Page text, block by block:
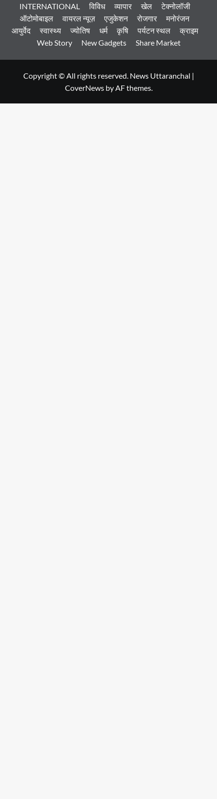
INTERNATIONAL विविध व्यापार खेल
टेक्नोलॉजी
ऑटोमोबाइल
वायरल न्यूज़ एजुकेशन रोजगार
मनोरंजन
आयुर्वेद
स्वास्थ्य ज्योतिष धर्म कृषि पर्यटन स्थल
क्राइम
Web Story
New Gadgets Share Market
Copyright © All rights reserved. News Uttaranchal |
CoverNewsby AF themes.